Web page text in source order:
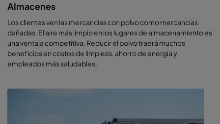
Almacenes
Los clientes ven las mercancías con polvo como mercancías
dañadas. El aire más limpio en los lugares de almacenamiento es
una ventaja competitiva. Reducir el polvo traerá muchos
beneficios en costos de limpieza, ahorro de energía y
empleados más saludables.